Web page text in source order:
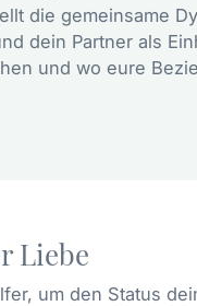
die gemeinsame
dein Partner als
und wo eure
Liebe
um den Status